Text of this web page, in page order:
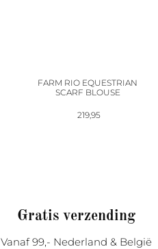
FARM RIO EQUESTRIAN
SCARF BLOUSE
219,95
Gratis verzending
Vanaf 99,- Nederland & België